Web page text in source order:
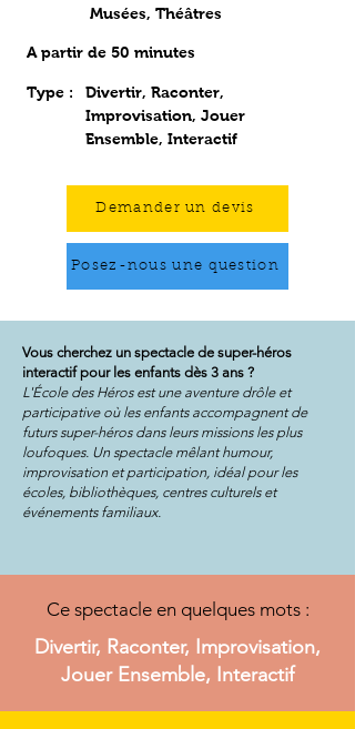
Musées, Théâtres
A partir de 50 minutes
Type :
Divertir, Raconter,
Improvisation, Jouer
Ensemble, Interactif
Demander un devis
Posez-nous une question
Vous cherchez un spectacle de super-héros
interactif pour les enfants dès 3 ans ?
L'École des Héros est une aventure drôle et
participative où les enfants accompagnent de
futurs super-héros dans leurs missions les plus
loufoques. Un spectacle mêlant humour,
improvisation et participation, idéal pour les
écoles, bibliothèques, centres culturels et
événements familiaux.
Ce spectacle en quelques mots :
Divertir, Raconter, Improvisation,
Jouer Ensemble, Interactif